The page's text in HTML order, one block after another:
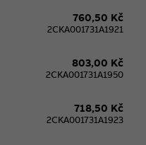
760,50 Kč
2CKA001731A1921
803,00 Kč
2CKA001731A1950
718,50 Kč
2CKA001731A1923